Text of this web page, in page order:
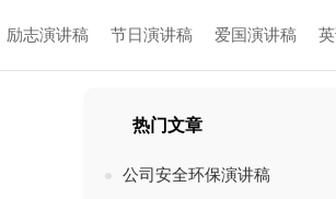
励志演讲稿 节日演讲稿 爱国演讲稿
热门文章
公司安全环保演讲稿